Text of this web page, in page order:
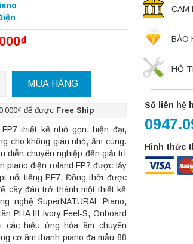
MUA HÀNG
để được Free Ship
thiết kế nhỏ gọn, hiện đại,
cho không gian nhỏ, ấm cúng.
diễn chuyên nghiệp đến giải trí
piano điện roland FP7 được lấy
nổi tiếng PF7. Đồng thời được
cây đàn trở thành một thiết kế
nghệ SuperNATURAL Piano,
PHA III Ivory Feel-S, Onboard
các hiệu ứng hòa âm chuyên
cơ âm thanh piano đa mẫu 88
CAM
BẢO
HỖ
Số liên hệ
Hình thức